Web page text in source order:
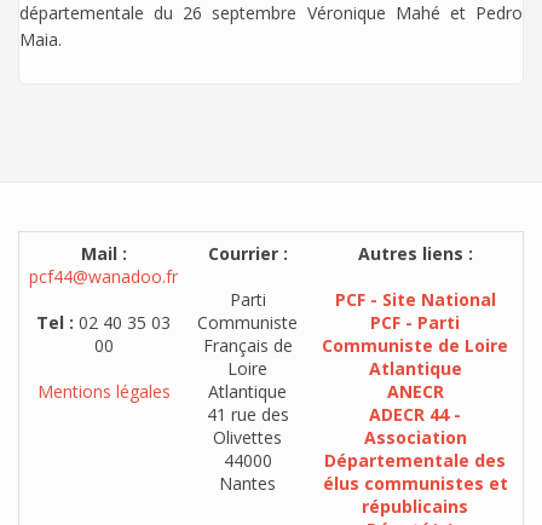
départementale du 26 septembre Véronique Mahé et Pedro
Maia.
Mail :
pcf44@wanadoo.fr
Tel : 02 40 35 03
00
Mentions légales
Courrier :
Parti
Communiste
Français de
Loire
Atlantique
41 rue des
Olivettes
44000
Nantes
Autres liens :
PCF - Site National
PCF - Parti
Communiste de Loire
Atlantique
ANECR
ADECR 44 -
Association
Départementale des
élus communistes et
républicains